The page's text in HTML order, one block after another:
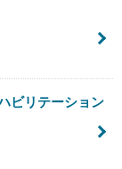
ビリテーション